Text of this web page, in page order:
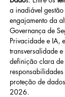
a inadiável
engajamento da
Governança de
Privacidade e IA,
transversalidade
definição clara
proteção de
2026.